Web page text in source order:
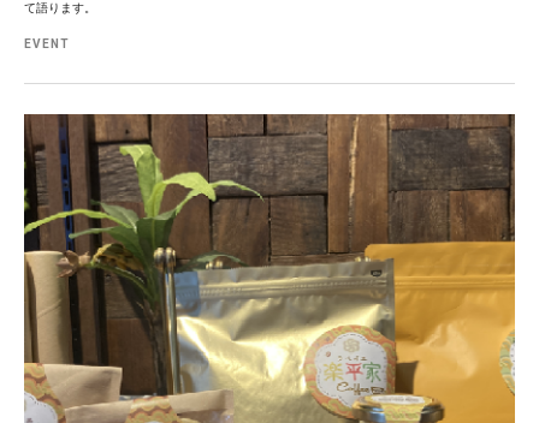
て語ります。
EVENT